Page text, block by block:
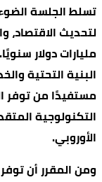
تسلط الجلسة
مليارات دولار
البنية التحتية
مستفيدًا من توفر
التكنولوجية
الأوروبي.
ومن المقرر أن